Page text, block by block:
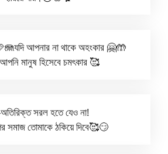
আপনার না থাকে অহংকার 🤗🤲
মানুষ হিসেবে চমৎকার 🥰
সরল হতে যেও না!
সমাজ তোমাকে ঠকিয়ে দিবে🥰😏